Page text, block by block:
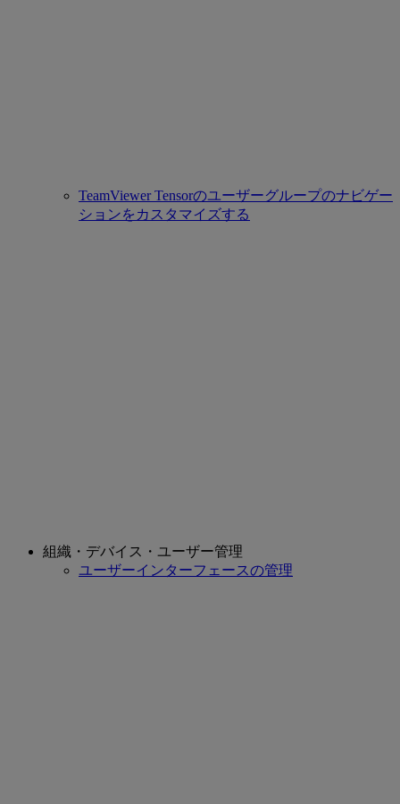
TeamViewer Tensorのユーザーグループのナビゲー
ションをカスタマイズする
組織・デバイス・ユーザー管理
ユーザーインターフェースの管理